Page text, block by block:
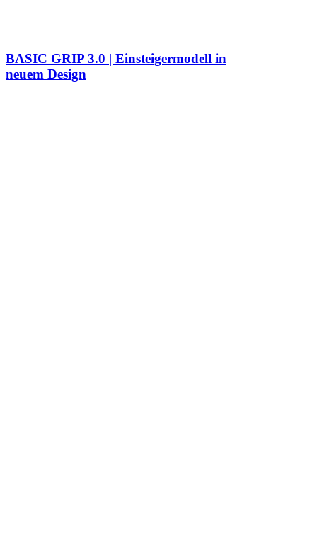
BASIC GRIP 3.0 | Einsteigermodell in
neuem Design